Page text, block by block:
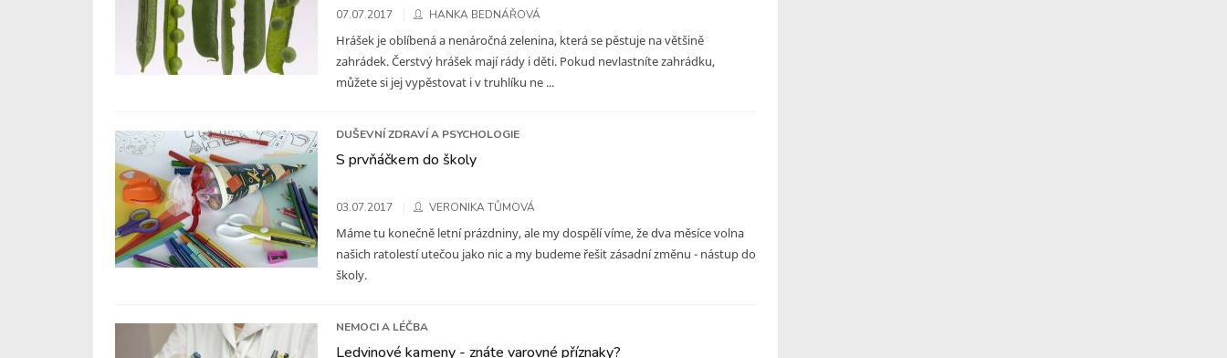
07.07.2017 HANKA BEDNÁŘOVÁ
Hrášek je oblíbená a nenáročná zelenina, která se pěstuje na většině
zahrádek. Čerstvý hrášek mají rády i děti. Pokud nevlastníte zahrádku,
můžete si jej vypěstovat i v truhlíku ne ...
DUŠEVNÍ ZDRAVÍ A PSYCHOLOGIE
S prvňáčkem do školy
03.07.2017 VERONIKA TŮMOVÁ
Máme tu konečně letní prázdniny, ale my dospělí víme, že dva měsíce volna
našich ratolestí utečou jako nic a my budeme řešit zásadní změnu - nástup do
školy.
NEMOCI A LÉČBA
Ledvinové kameny - znáte varovné příznaky?